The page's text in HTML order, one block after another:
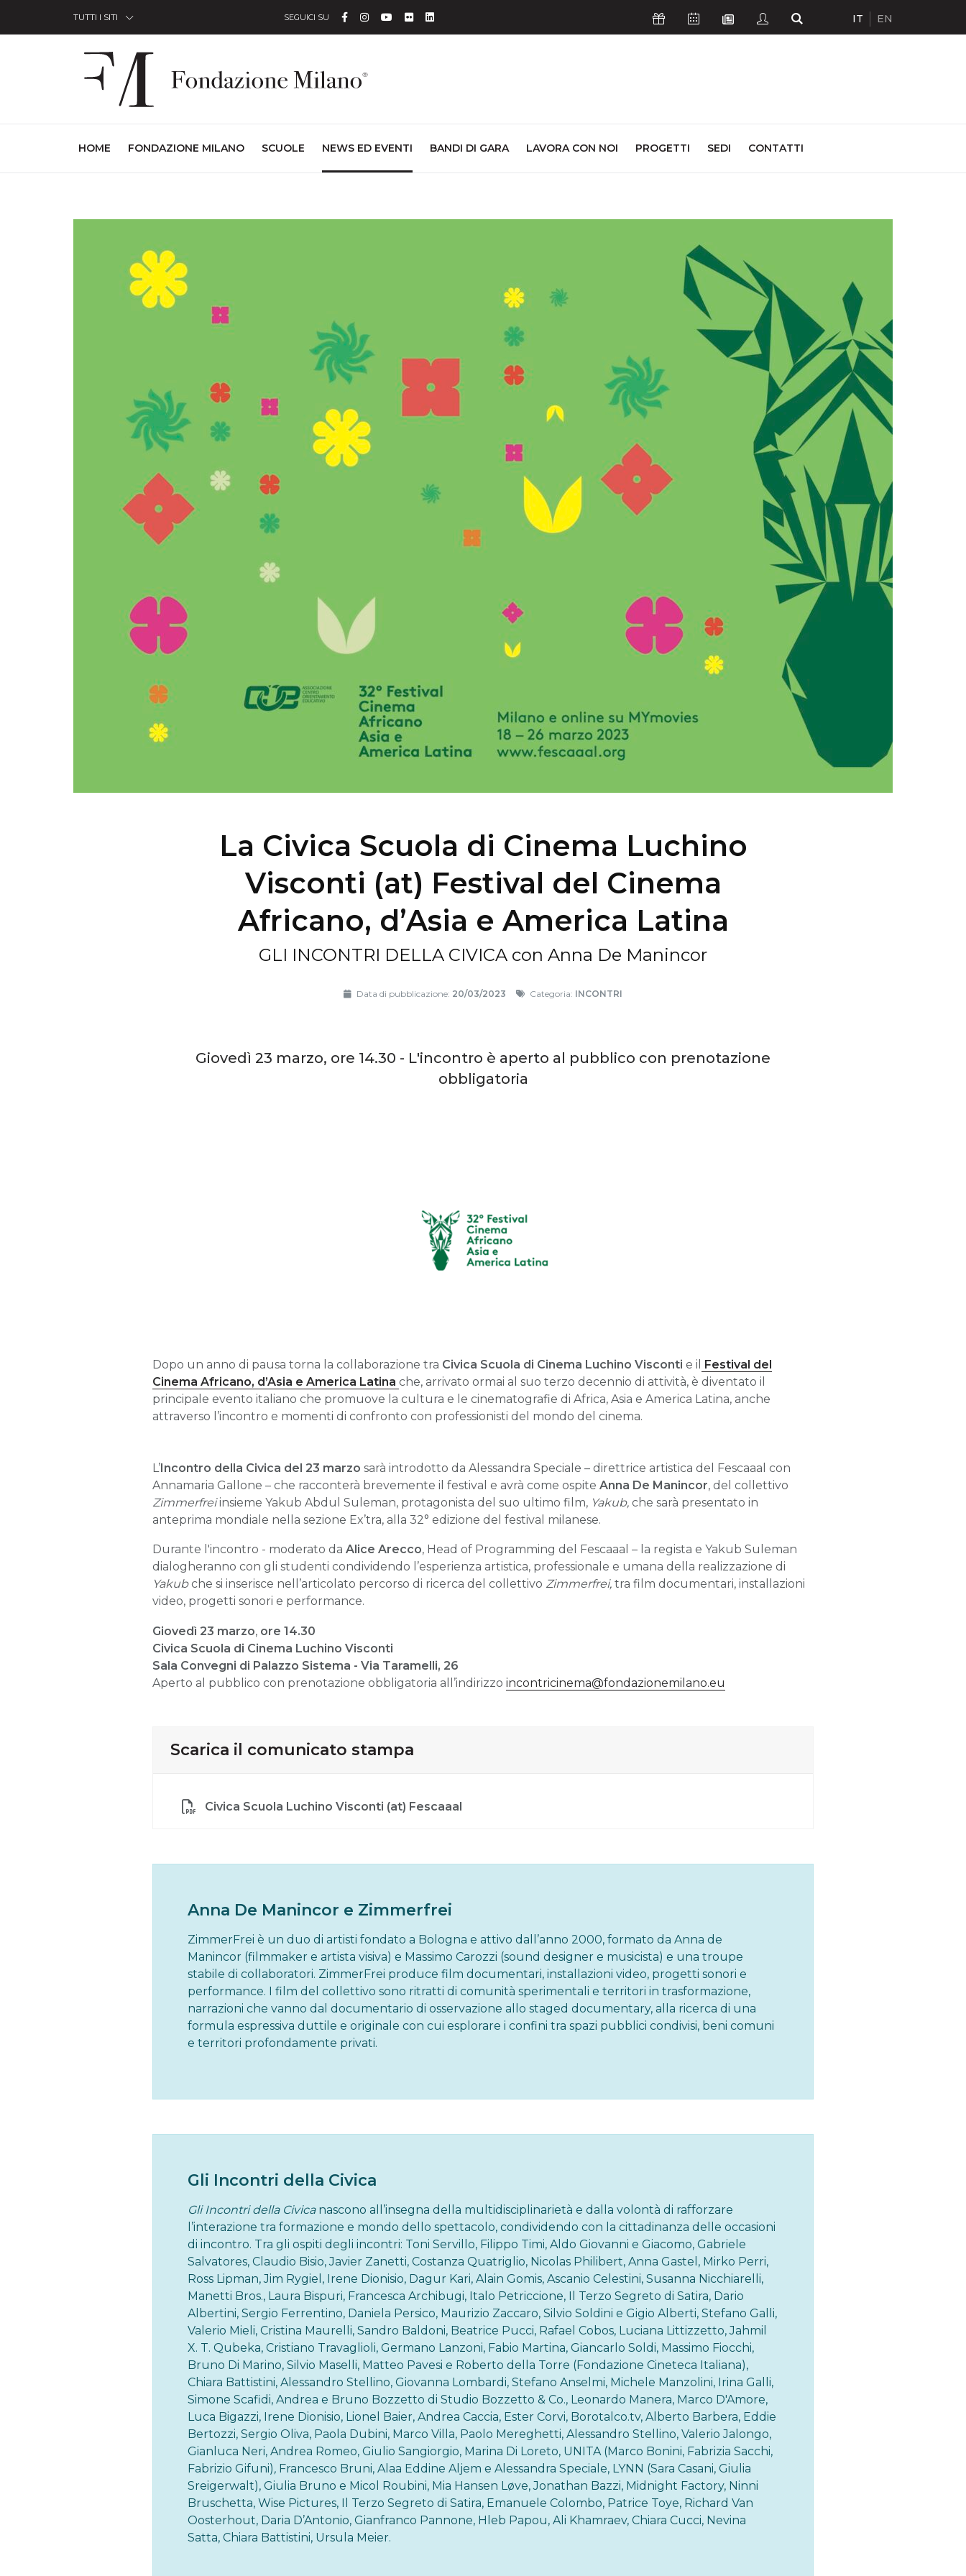
TUTTI I SITI SEGUICI SU Facebook
Instagram
YouTube
FlickrLinkedin Icona SostieniciIcona Calendario Eventi
Icona Newsletter
Icona StudentiIcona Cerca
IT EN
HOME (CURRENT)
FONDAZIONE MILANO SCUOLE NEWS ED EVENTI BANDI DI GARA LAVORA CON NOI PROGETTI SEDI CONTATTI
La Civica Scuola di Cinema Luchino
Visconti (at) Festival del Cinema
Africano, d’Asia e America Latina
GLI INCONTRI DELLA CIVICA con Anna De Manincor
Data di pubblicazione: 20/03/2023 Categoria: INCONTRI
Giovedì 23 marzo, ore 14.30 - L'incontro è aperto al pubblico con prenotazione
obbligatoria
Dopo un anno di pausa torna la collaborazione tra Civica Scuola di Cinema Luchino Visconti e il Festival del
Cinema Africano, d’Asia e America Latina che, arrivato ormai al suo terzo decennio di attività, è diventato il
principale evento italiano che promuove la cultura e le cinematografie di Africa, Asia e America Latina, anche
attraverso l’incontro e momenti di confronto con professionisti del mondo del cinema.
L’Incontro della Civica del 23 marzo sarà introdotto da Alessandra Speciale – direttrice artistica del Fescaaal con
Annamaria Gallone – che racconterà brevemente il festival e avrà come ospite Anna De Manincor, del collettivo
Zimmerfreiinsieme Yakub Abdul Suleman, protagonista del suo ultimo film, Yakub, che sarà presentato in
anteprima mondiale nella sezione Ex’tra, alla 32° edizione del festival milanese.
Durante l'incontro - moderato da Alice Arecco, Head of Programming del Fescaaal – la regista e Yakub Suleman
dialogheranno con gli studenti condividendo l’esperienza artistica, professionale e umana della realizzazione di
Yakubche si inserisce nell’articolato percorso di ricerca del collettivo Zimmerfrei, tra film documentari, installazioni
video, progetti sonori e performance.
Giovedì 23 marzo, ore 14.30
Civica Scuola di Cinema Luchino Visconti
Sala Convegni di Palazzo Sistema - Via Taramelli, 26
Aperto al pubblico con prenotazione obbligatoria all’indirizzo incontricinema@fondazionemilano.eu
Scarica il comunicato stampa
Civica Scuola Luchino Visconti (at) Fescaaal
Anna De Manincor e Zimmerfrei
ZimmerFrei è un duo di artisti fondato a Bologna e attivo dall’anno 2000, formato da Anna de
Manincor (filmmaker e artista visiva) e Massimo Carozzi (sound designer e musicista) e una troupe
stabile di collaboratori. ZimmerFrei produce film documentari, installazioni video, progetti sonori e
performance. I film del collettivo sono ritratti di comunità sperimentali e territori in trasformazione,
narrazioni che vanno dal documentario di osservazione allo staged documentary, alla ricerca di una
formula espressiva duttile e originale con cui esplorare i confini tra spazi pubblici condivisi, beni comuni
e territori profondamente privati.
Gli Incontri della Civica
Gli Incontri della Civica nascono all’insegna della multidisciplinarietà e dalla volontà di rafforzare
l’interazione tra formazione e mondo dello spettacolo, condividendo con la cittadinanza delle occasioni
di incontro. Tra gli ospiti degli incontri: Toni Servillo, Filippo Timi, Aldo Giovanni e Giacomo, Gabriele
Salvatores, Claudio Bisio, Javier Zanetti, Costanza Quatriglio, Nicolas Philibert, Anna Gastel, Mirko Perri,
Ross Lipman, Jim Rygiel, Irene Dionisio, Dagur Kari, Alain Gomis, Ascanio Celestini, Susanna Nicchiarelli,
Manetti Bros., Laura Bispuri, Francesca Archibugi, Italo Petriccione, Il Terzo Segreto di Satira, Dario
Albertini, Sergio Ferrentino, Daniela Persico, Maurizio Zaccaro, Silvio Soldini e Gigio Alberti, Stefano Galli,
Valerio Mieli, Cristina Maurelli, Sandro Baldoni, Beatrice Pucci, Rafael Cobos, Luciana Littizzetto, Jahmil
X. T. Qubeka, Cristiano Travaglioli, Germano Lanzoni, Fabio Martina, Giancarlo Soldi, Massimo Fiocchi,
Bruno Di Marino, Silvio Maselli, Matteo Pavesi e Roberto della Torre (Fondazione Cineteca Italiana),
Chiara Battistini, Alessandro Stellino, Giovanna Lombardi, Stefano Anselmi, Michele Manzolini, Irina Galli,
Simone Scafidi, Andrea e Bruno Bozzetto di Studio Bozzetto & Co., Leonardo Manera, Marco D'Amore,
Luca Bigazzi, Irene Dionisio, Lionel Baier, Andrea Caccia, Ester Corvi, Borotalco.tv, Alberto Barbera, Eddie
Bertozzi, Sergio Oliva, Paola Dubini, Marco Villa, Paolo Mereghetti, Alessandro Stellino, Valerio Jalongo,
Gianluca Neri, Andrea Romeo, Giulio Sangiorgio, Marina Di Loreto, UNITA (Marco Bonini, Fabrizia Sacchi,
Fabrizio Gifuni), Francesco Bruni, Alaa Eddine Aljem e Alessandra Speciale, LYNN (Sara Casani, Giulia
Sreigerwalt), Giulia Bruno e Micol Roubini, Mia Hansen Løve, Jonathan Bazzi, Midnight Factory, Ninni
Bruschetta, Wise Pictures, Il Terzo Segreto di Satira, Emanuele Colombo, Patrice Toye, Richard Van
Oosterhout, Daria D’Antonio, Gianfranco Pannone, Hleb Papou, Ali Khamraev, Chiara Cucci, Nevina
Satta, Chiara Battistini, Ursula Meier.